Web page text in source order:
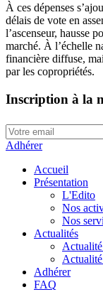
À ces dépenses
délais de vote en
l’ascenseur, hausse
marché. À l’échelle
financière diffuse,
par les copropriétés.
Inscription à la
Adhérer
Accueil
Présentation
L'Edito
Nos
Nos
Actualités
Adhérer
FAQ